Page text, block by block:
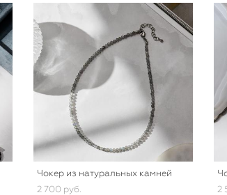
Чокер из натуральных камней
2 700 pуб.
2